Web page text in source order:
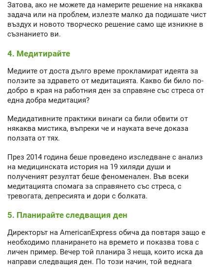
Затова, ако не можете да намерите решение на някаква
задача или на проблем, излезте малко да подишате чист
въздух и новото творческо решение само ще изникне в
съзнанието ви.
4. Медитирайте
Медиите от доста дълго време прокламират идеята за
ползите за здравето от медитацията. Какво би било по-
добро в края на работния ден за справяне със стреса от
една добра медитация?
Медидативните практики винаги са били обвити от
някаква мистика, въпреки че и науката вече доказа
ползата от тях.
През 2014 година беше проведено изследване с анализ
на медицинската история на 19 хиляди души и
полученият резултат беше феноменален. Във всеки
медитацията спомага за справянето със стреса, с
тревогата, депресията и дори с болката.
5. Планирайте следващия ден
Директорът на AmericanExpress обича да повтаря защо е
необходимо планирането на времето и показва това с
личен пример. Вечер той планира 3 неща, които иска да
направи следващия ден. По този начин, той веднага